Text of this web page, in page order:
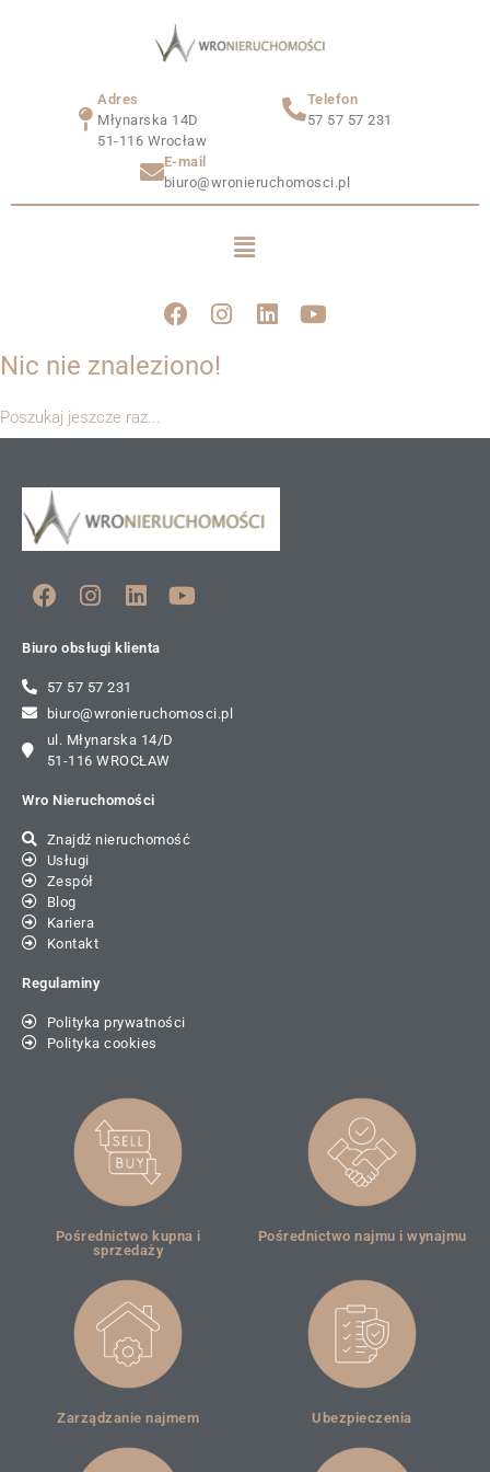
Adres
Młynarska 14D
51-116 Wrocław
Telefon
57 57 57 231
E-mail
biuro@wronieruchomosci.pl
Nic nie znaleziono!
Poszukaj jeszcze raz...
Biuro obsługi klienta
57 57 57 231
biuro@wronieruchomosci.pl
ul. Młynarska 14/D
51-116 WROCŁAW
Wro Nieruchomości
Znajdź nieruchomość
Usługi
Zespół
Blog
Kariera
Kontakt
Regulaminy
Polityka prywatności
Polityka cookies
Pośrednictwo kupna i
sprzedaży
Pośrednictwo najmu i wynajmu
Zarządzanie najmem Ubezpieczenia